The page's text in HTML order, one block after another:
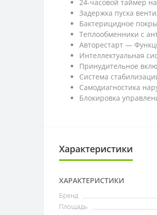
24-часовой таймер
Задержка пуска
Бактерицидное
Теплообменники с
Авторестарт —
Интеллектуальная
Принудительное
Система
Самодиагностика
Блокировка
Характеристики
ХАРАКТЕРИСТИКИ
Бренд
Площадь